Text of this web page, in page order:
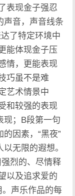
表现金子强忍
声音，声音线条
了特定环境中
能体现金子压
情，更能表现
巧虽不是难
艺术情景中
和较强的表现
现；B段第一句
因素，“黑夜”
无限的遐想。
强烈的、尽情释
以及追求爱的
声乐作品的每